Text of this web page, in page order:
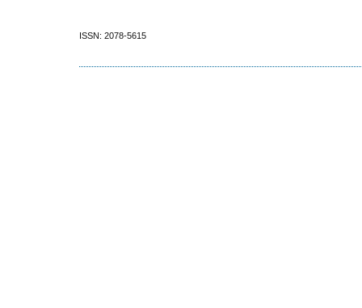
ISSN: 2078-5615